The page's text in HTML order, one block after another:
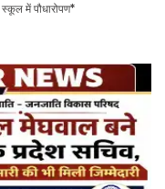
में पौधारोपण*